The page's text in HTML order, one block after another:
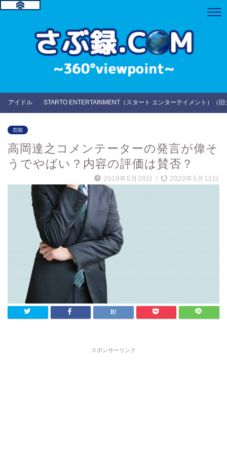
アイドル STARTO ENTERTAINMENT（スタート エンターテイメント）（
芸能
高岡達之コメンテーターの発言が偉そ
うでやばい？内容の評価は賛否？
2019年5月28日 / 2020年5月11日
スポンサーリンク